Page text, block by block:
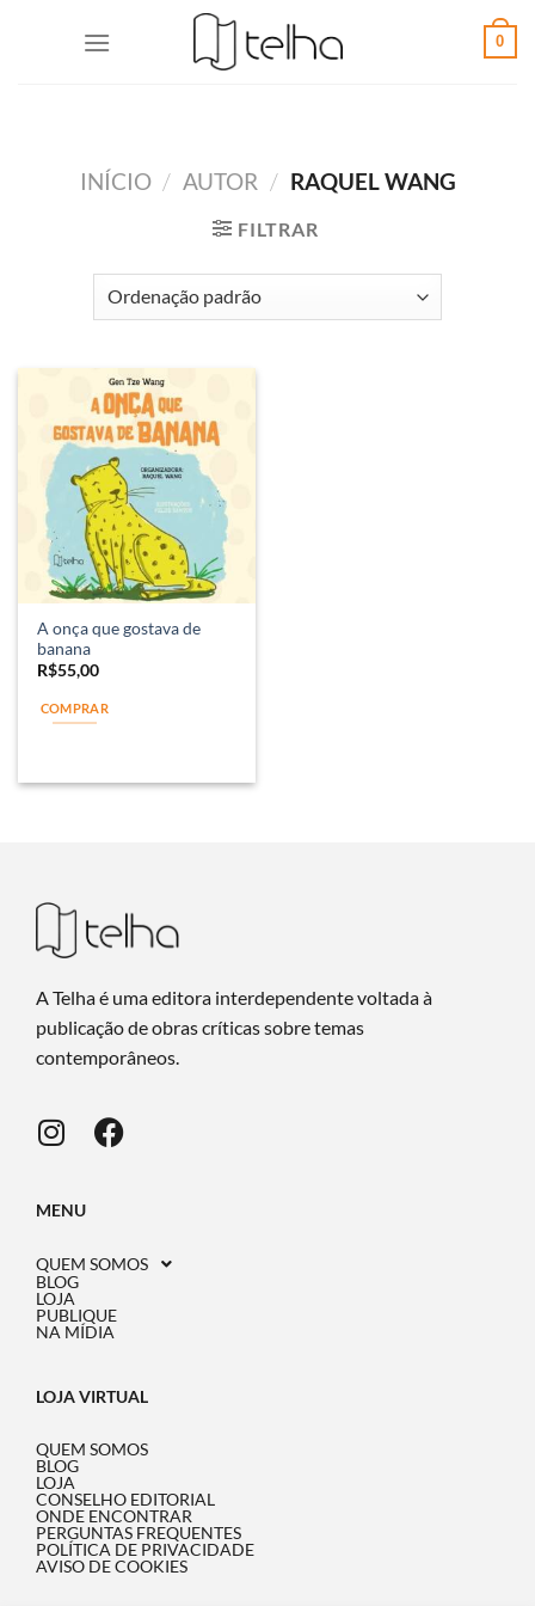
0
INÍCIO / AUTOR / RAQUEL WANG
FILTRAR
A onça que gostava de
banana
R$55,00
COMPRAR
A Telha é uma editora interdependente voltada à
publicação de obras críticas sobre temas
contemporâneos.
MENU
QUEM SOMOS
BLOG
LOJA
PUBLIQUE
NA MÍDIA
LOJA VIRTUAL
QUEM SOMOS
BLOG
LOJA
CONSELHO EDITORIAL
ONDE ENCONTRAR
PERGUNTAS FREQUENTES
POLÍTICA DE PRIVACIDADE
AVISO DE COOKIES